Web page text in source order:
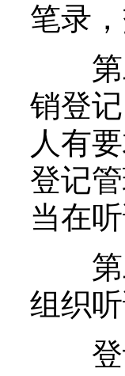
笔录
第二
销登
人有
登记
当在
第二
组织
登记